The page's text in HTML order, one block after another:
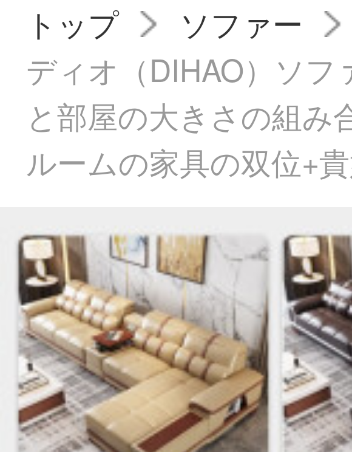
トップ
ソファー
ディオ（DIHAO）ソフ
と部屋の大きさの組
ルームの家具の双位+